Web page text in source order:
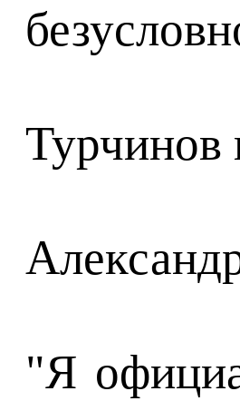
Турчинов
"Я